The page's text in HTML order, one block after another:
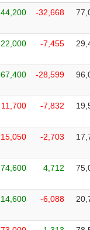
44,200 -32,668
22,000 -7,455
67,400 -28,599
11,700 -7,832
15,050 -2,703
74,600 4,712
14,600 -6,088